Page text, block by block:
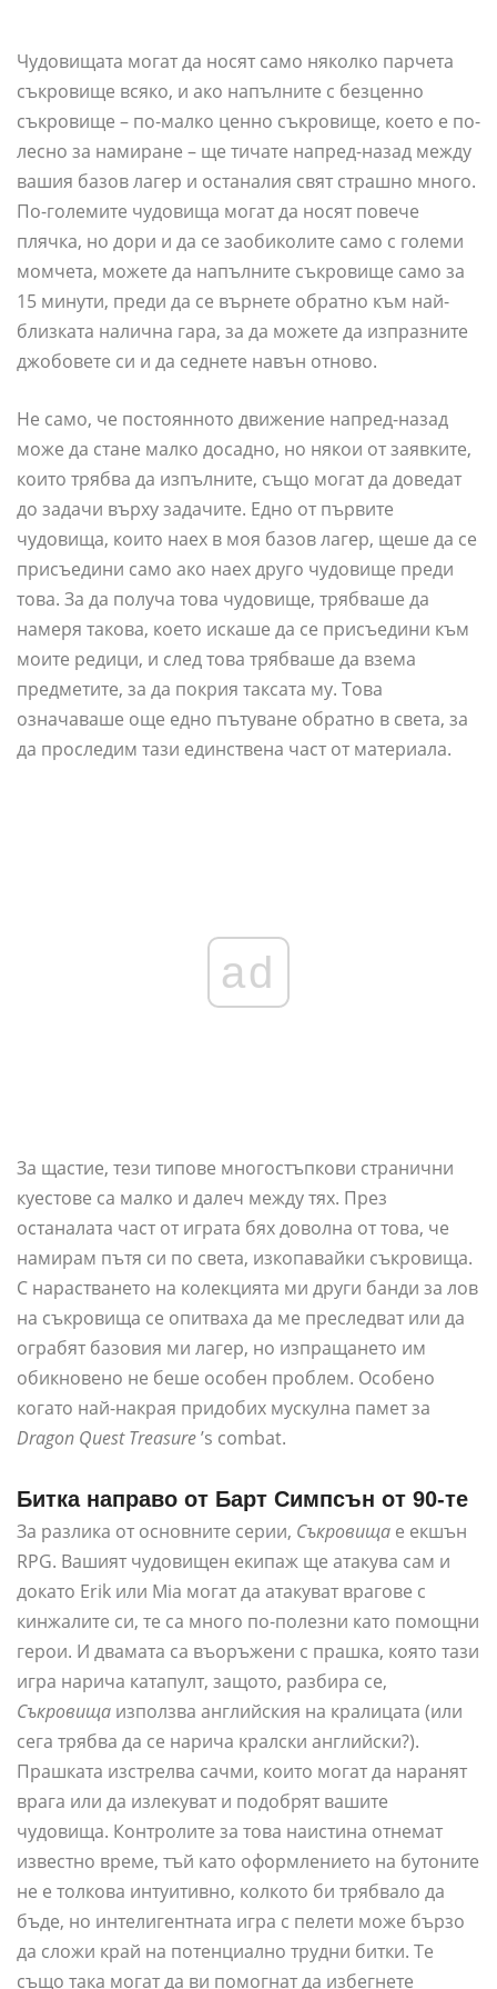
Чудовищата могат да носят само няколко парчета
съкровище всяко, и ако напълните с безценно
съкровище – по-малко ценно съкровище, което е по-
лесно за намиране – ще тичате напред-назад между
вашия базов лагер и останалия свят страшно много.
По-големите чудовища могат да носят повече
плячка, но дори и да се заобиколите само с големи
момчета, можете да напълните съкровище само за
15 минути, преди да се върнете обратно към най-
близката налична гара, за да можете да изпразните
джобовете си и да седнете навън отново.
Не само, че постоянното движение напред-назад
може да стане малко досадно, но някои от заявките,
които трябва да изпълните, също могат да доведат
до задачи върху задачите. Едно от първите
чудовища, които наех в моя базов лагер, щеше да се
присъедини само ако наех друго чудовище преди
това. За да получа това чудовище, трябваше да
намеря такова, което искаше да се присъедини към
моите редици, и след това трябваше да взема
предметите, за да покрия таксата му. Това
означаваше още едно пътуване обратно в света, за
да проследим тази единствена част от материала.
ad
За щастие, тези типове многостъпкови странични
куестове са малко и далеч между тях. През
останалата част от играта бях доволна от това, че
намирам пътя си по света, изкопавайки съкровища.
С нарастването на колекцията ми други банди за лов
на съкровища се опитваха да ме преследват или да
ограбят базовия ми лагер, но изпращането им
обикновено не беше особен проблем. Особено
когато най-накрая придобих мускулна памет за
Dragon Quest Treasure’s combat.
Битка направо от Барт Симпсън от 90-те
За разлика от основните серии, Съкровища е екшън
RPG. Вашият чудовищен екипаж ще атакува сам и
докато Erik или Mia могат да атакуват врагове с
кинжалите си, те са много по-полезни като помощни
герои. И двамата са въоръжени с прашка, която тази
игра нарича катапулт, защото, разбира се,
Съкровища използва английския на кралицата (или
сега трябва да се нарича кралски английски?).
Прашката изстрелва сачми, които могат да наранят
врага или да излекуват и подобрят вашите
чудовища. Контролите за това наистина отнемат
известно време, тъй като оформлението на бутоните
не е толкова интуитивно, колкото би трябвало да
бъде, но интелигентната игра с пелети може бързо
да сложи край на потенциално трудни битки. Те
също така могат да ви помогнат да избегнете